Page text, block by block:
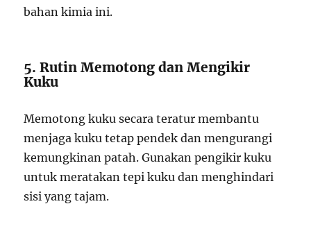
bahan kimia ini.
5. Rutin Memotong dan Mengikir
Kuku
Memotong kuku secara teratur membantu
menjaga kuku tetap pendek dan mengurangi
kemungkinan patah. Gunakan pengikir kuku
untuk meratakan tepi kuku dan menghindari
sisi yang tajam.